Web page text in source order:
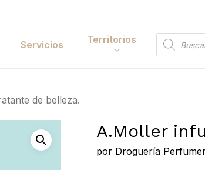
Accesorios
Electrónica y
Tecnología
Servicios Territorios
Búsqueda
de belleza.
A.Moller
por Droguería